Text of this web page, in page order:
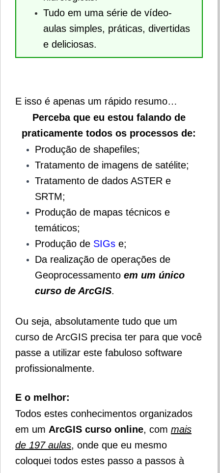
Tudo em uma série de vídeo-
aulas simples, práticas, divertidas
e deliciosas.
E isso é apenas um rápido resumo…
Perceba que eu estou falando de
praticamente todos os processos de:
Produção de shapefiles;
Tratamento de imagens de satélite;
Tratamento de dados ASTER e
SRTM;
Produção de mapas técnicos e
temáticos;
Produção de SIGs e;
Da realização de operações de
Geoprocessamento em um único
curso de ArcGIS.
Ou seja, absolutamente tudo que um
curso de ArcGIS precisa ter para que você
passe a utilizar este fabuloso software
profissionalmente.
E o melhor:
Todos estes conhecimentos organizados
em um ArcGIS curso online, com mais
de 197 aulas, onde que eu mesmo
coloquei todos estes passo a passos à